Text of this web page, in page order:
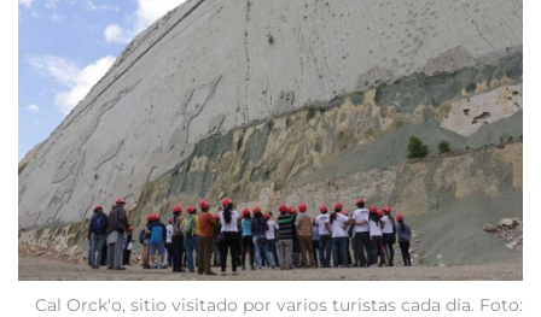
Cal Orck'o, sitio visitado por varios turistas cada día. Foto: